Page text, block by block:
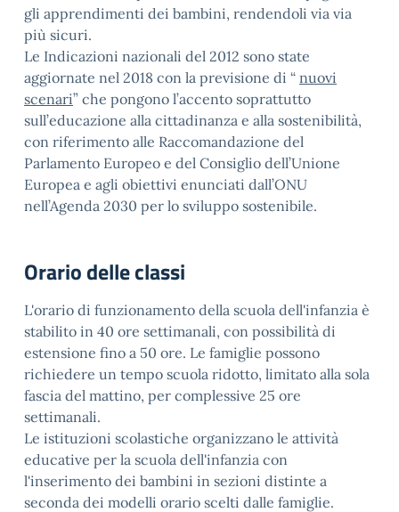
gli apprendimenti dei bambini, rendendoli via via
più sicuri.
Le Indicazioni nazionali del 2012 sono state
aggiornate nel 2018 con la previsione di “ nuovi
scenari” che pongono l’accento soprattutto
sull’educazione alla cittadinanza e alla sostenibilità,
con riferimento alle Raccomandazione del
Parlamento Europeo e del Consiglio dell’Unione
Europea e agli obiettivi enunciati dall’ONU
nell’Agenda 2030 per lo sviluppo sostenibile.
Orario delle classi
L'orario di funzionamento della scuola dell'infanzia è
stabilito in 40 ore settimanali, con possibilità di
estensione fino a 50 ore. Le famiglie possono
richiedere un tempo scuola ridotto, limitato alla sola
fascia del mattino, per complessive 25 ore
settimanali.
Le istituzioni scolastiche organizzano le attività
educative per la scuola dell'infanzia con
l'inserimento dei bambini in sezioni distinte a
seconda dei modelli orario scelti dalle famiglie.